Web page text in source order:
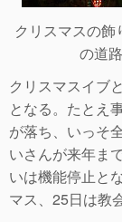
クリスマスの
の道
クリスマスイブ
となる。たとえ
が落ち、いっそ
いさんが来年ま
いは機能停止と
マス、25日は教